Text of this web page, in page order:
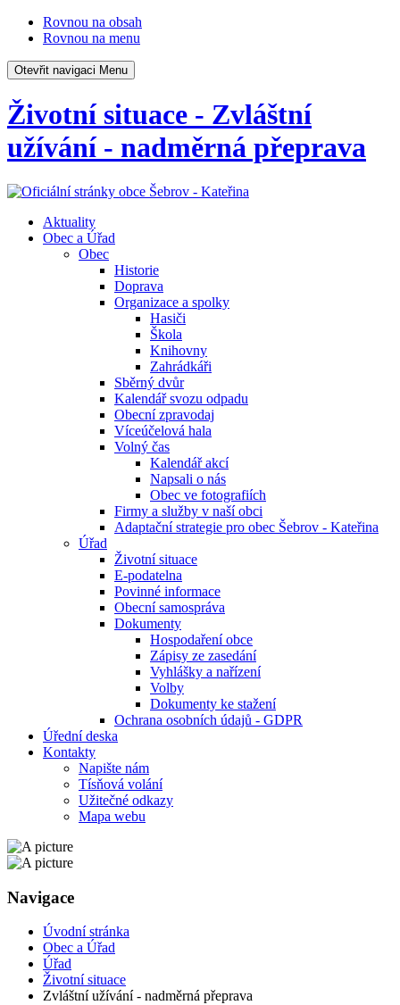
Rovnou na obsah
Rovnou na menu
Otevřit navigaci Menu
Životní situace - Zvláštní
užívání - nadměrná přeprava
Aktuality
Obec a Úřad
Obec
Historie
Doprava
Organizace a spolky
Hasiči
Škola
Knihovny
Zahrádkáři
Sběrný dvůr
Kalendář svozu odpadu
Obecní zpravodaj
Víceúčelová hala
Volný čas
Kalendář akcí
Napsali o nás
Obec ve fotografiích
Firmy a služby v naší obci
Adaptační strategie pro obec Šebrov - Kateřina
Úřad
Životní situace
E-podatelna
Povinné informace
Obecní samospráva
Dokumenty
Hospodaření obce
Zápisy ze zasedání
Vyhlášky a nařízení
Volby
Dokumenty ke stažení
Ochrana osobních údajů - GDPR
Úřední deska
Kontakty
Napište nám
Tísňová volání
Užitečné odkazy
Mapa webu
Navigace
Úvodní stránka
Obec a Úřad
Úřad
Životní situace
Zvláštní užívání - nadměrná přeprava